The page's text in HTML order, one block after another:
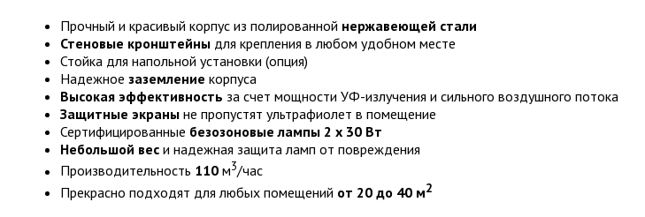
Прочный и красивый корпус из полированной нержавеющей стали
Стеновые кронштейны для крепления в любом удобном месте
Стойка для напольной установки (опция)
Надежное заземление корпуса
Высокая эффективность за счет мощности УФ-излучения и сильного воздушного потока
Защитные экраны не пропустят ультрафиолет в помещение
Сертифицированные безозоновые лампы 2 х 30 Вт
Небольшой вес и надежная защита ламп от повреждения
Производительность 110 м3/час
Прекрасно подходят для любых помещений от 20 до 40 м2